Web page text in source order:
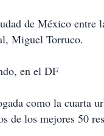
de México entre
Miguel Torruco.
en el DF
como la cuarta
de los mejores 50